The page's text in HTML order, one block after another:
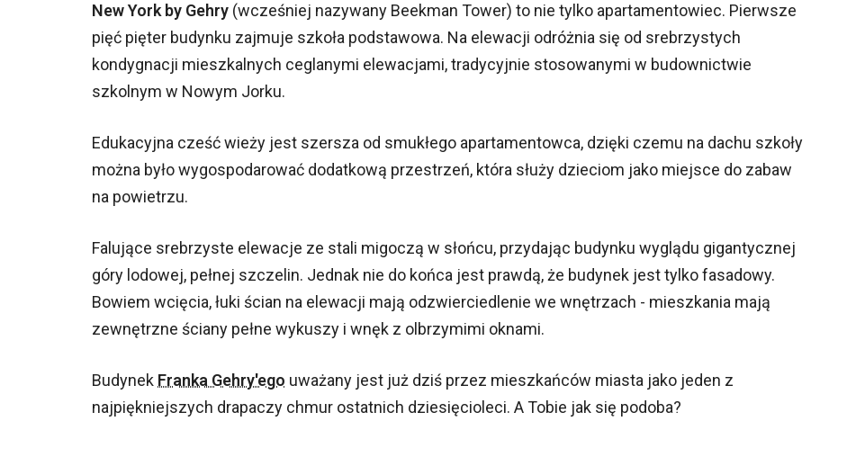
New York by Gehry (wcześniej nazywany Beekman Tower) to nie tylko apartamentowiec. Pierwsze
pięć pięter budynku zajmuje szkoła podstawowa. Na elewacji odróżnia się od srebrzystych
kondygnacji mieszkalnych ceglanymi elewacjami, tradycyjnie stosowanymi w budownictwie
szkolnym w Nowym Jorku.
Edukacyjna cześć wieży jest szersza od smukłego apartamentowca, dzięki czemu na dachu szkoły
można było wygospodarować dodatkową przestrzeń, która służy dzieciom jako miejsce do zabaw
na powietrzu.
Falujące srebrzyste elewacje ze stali migoczą w słońcu, przydając budynku wyglądu gigantycznej
góry lodowej, pełnej szczelin. Jednak nie do końca jest prawdą, że budynek jest tylko fasadowy.
Bowiem wcięcia, łuki ścian na elewacji mają odzwierciedlenie we wnętrzach - mieszkania mają
zewnętrzne ściany pełne wykuszy i wnęk z olbrzymimi oknami.
Budynek Franka Gehry'ego uważany jest już dziś przez mieszkańców miasta jako jeden z
najpiękniejszych drapaczy chmur ostatnich dziesięcioleci. A Tobie jak się podoba?